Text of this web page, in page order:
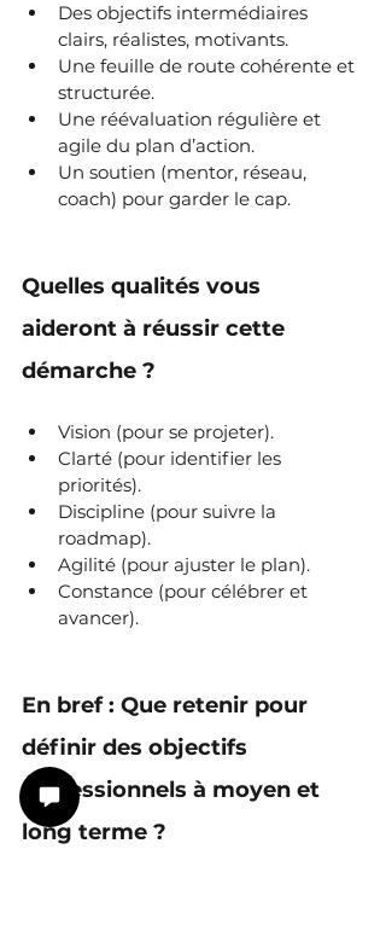
Des objectifs intermédiaires
clairs, réalistes, motivants.
Une feuille de route cohérente et
structurée.
Une réévaluation régulière et
agile du plan d’action.
Un soutien (mentor, réseau,
coach) pour garder le cap.
Quelles qualités vous
aideront à réussir cette
démarche ?
Vision (pour se projeter).
Clarté (pour identifier les
priorités).
Discipline (pour suivre la
roadmap).
Agilité (pour ajuster le plan).
Constance (pour célébrer et
avancer).
En bref : Que retenir pour
définir des objectifs
professionnels à moyen et
long terme ?